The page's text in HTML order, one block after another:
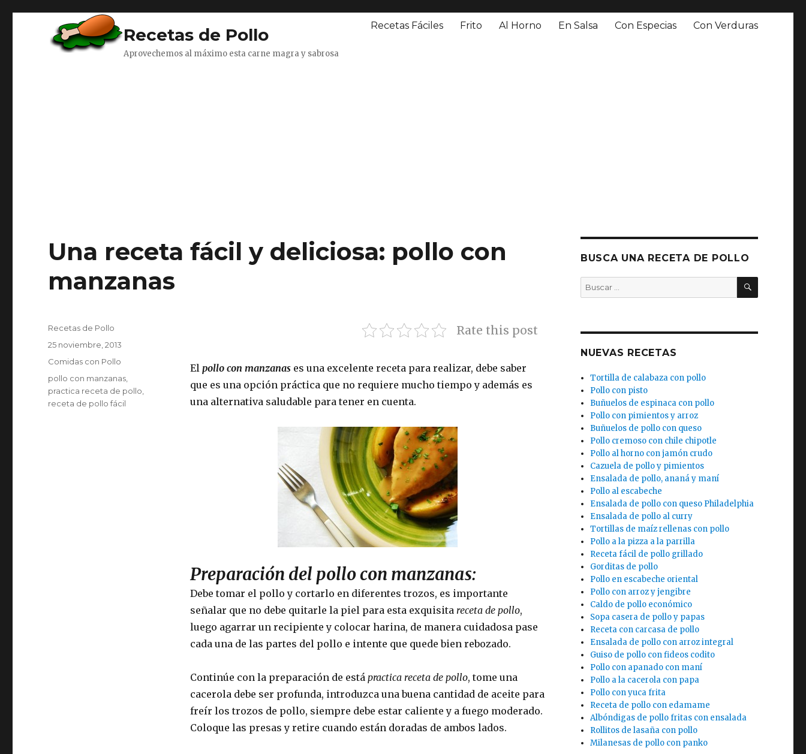
Recetas de Pollo
Aprovechemos al máximo esta carne magra y sabrosa
Recetas Fáciles Frito Al Horno En Salsa Con Especias Con Verduras
Una receta fácil y deliciosa: pollo con
manzanas
Rate this post
El pollo con manzanases una excelente receta para realizar, debe saber
que es una opción práctica que no requiere mucho tiempo y además es
una alternativa saludable para tener en cuenta.
Preparación del pollo con manzanas:
Debe tomar el pollo y cortarlo en diferentes trozos, es importante
señalar que no debe quitarle la piel para esta exquisita receta de pollo,
luego agarrar un recipiente y colocar harina, de manera cuidadosa pase
cada una de las partes del pollo e intente que quede bien rebozado.
Continúe con la preparación de está practica receta de pollo, tome una
cacerola debe ser profunda, introduzca una buena cantidad de aceite para
freír los trozos de pollo, siempre debe estar caliente y a fuego moderado.
Coloque las presas y retire cuando están doradas de ambos lados.
Autor
Recetas de Pollo
Publicado
25 noviembre, 2013
Categorías
Comidas con Pollo
Etiquetas
pollo con manzanas
practica receta de pollo
receta de pollo fácil
BUSCA UNA RECETA DE POLLO
Buscar
por:
BUSCAR
NUEVAS RECETAS
Tortilla de calabaza con pollo
Pollo con pisto
Buñuelos de espinaca con pollo
Pollo con pimientos y arroz
Buñuelos de pollo con queso
Pollo cremoso con chile chipotle
Pollo al horno con jamón crudo
Cazuela de pollo y pimientos
Ensalada de pollo, ananá y maní
Pollo al escabeche
Ensalada de pollo con queso Philadelphia
Ensalada de pollo al curry
Tortillas de maíz rellenas con pollo
Pollo a la pizza a la parrilla
Receta fácil de pollo grillado
Gorditas de pollo
Pollo en escabeche oriental
Pollo con arroz y jengibre
Caldo de pollo económico
Sopa casera de pollo y papas
Receta con carcasa de pollo
Ensalada de pollo con arroz integral
Guiso de pollo con fideos codito
Pollo con apanado con maní
Pollo a la cacerola con papa
Pollo con yuca frita
Receta de pollo con edamame
Albóndigas de pollo fritas con ensalada
Rollitos de lasaña con pollo
Milanesas de pollo con panko